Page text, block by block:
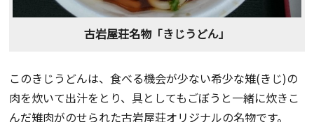
古岩屋荘名物「きじうどん」
このきじうどんは、食べる機会が少ない希少な雉(きじ)の
肉を炊いて出汁をとり、具としてもごぼうと一緒に炊きこ
んだ雉肉がのせられた古岩屋荘オリジナルの名物です。